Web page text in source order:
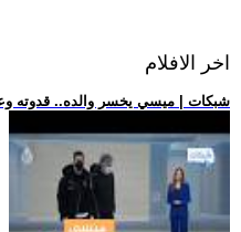
اخر الافلام
.. شبكات | ميسي يخسر والده.. قدوته